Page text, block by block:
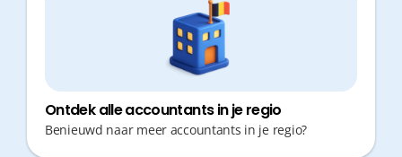
die proactief meedenkt en vlot bereikbaar is.
Ontdek alle accountants in je regio
Benieuwd naar meer accountants in je regio?